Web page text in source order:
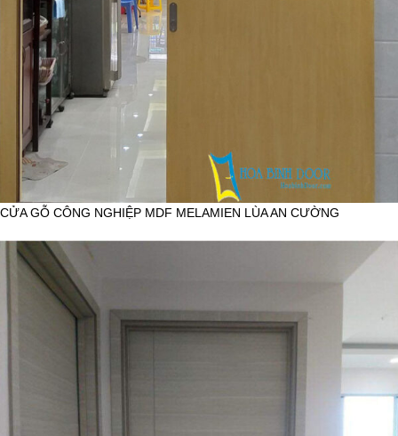
CỬA GỖ CÔNG NGHIỆP MDF MELAMIEN LÙA AN CƯỜNG